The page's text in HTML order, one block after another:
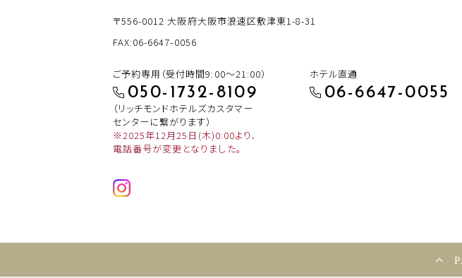
〒556-0012大阪府大阪市浪速区敷津東1-8-31
FAX:06-6647-0056
ご予約専用（受付時間9:00～21:00）
050-1732-8109
（リッチモンドホテルズカスタマー
センターに繋がります）
※2025年12月25日(木)0:00より、
電話番号が変更となりました。
ホテル直通
06-6647-0055